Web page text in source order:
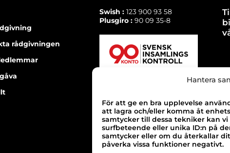
Hantera
För att ge en bra upplevelse
att lagra och/eller komma åt
samtycker till dessa tekniker kan
surfbeteende eller unika ID:n på
samtycker eller om du återkallar
påverka vissa funktioner negativt.
rådgivningen
Swish :123 900 93 58
Plusgiro :90 09 35-8